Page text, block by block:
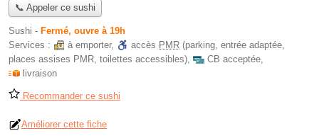
📞 Appeler ce sushi
Sushi - Fermé, ouvre à 19h
Services :
à emporter, accès PMR (parking, entrée adaptée,
places assises PMR, toilettes accessibles), CB acceptée,
livraison
Recommander ce sushi
Améliorer cette fiche